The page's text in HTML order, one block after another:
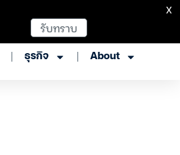
ธุรกิจ About
รับทราบ
X